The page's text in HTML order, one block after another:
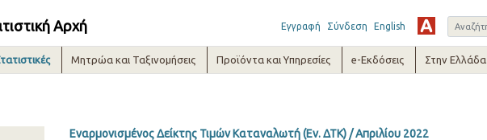
Αρχή Εγγραφή Σύνδεση English
Μητρώα και Ταξινομήσεις Προϊόντα και Υπηρεσίες e-Εκδόσεις Στην Ελλάδα
Εναρμονισμένος Δείκτης Τιμών Καταναλωτή (Εν. ΔΤΚ) / Απριλίου 2022